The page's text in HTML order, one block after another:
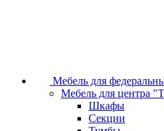
Мебель для
Мебель для центра
Шкафы
Секции